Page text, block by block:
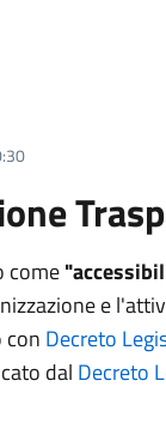
come
e
Decreto
dal Decreto